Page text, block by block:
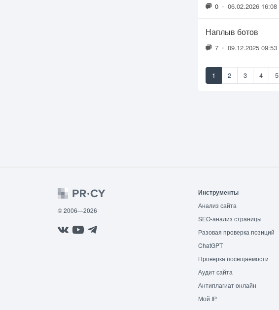
0 • 06.02.2026 16:08
Наплыв ботов
7 • 09.12.2025 09:53
1 2 3 4 5
© 2006—2026
Инструменты
Анализ сайта
SEO-анализ страницы
Разовая проверка позиций
ChatGPT
Проверка посещаемости
Аудит сайта
Антиплагиат онлайн
Мой IP